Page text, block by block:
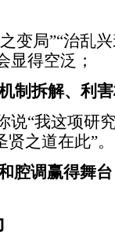
变局”“治乱
显得空泛；
制拆解、利
说“我这项研
之道在此”。
腔调赢得舞